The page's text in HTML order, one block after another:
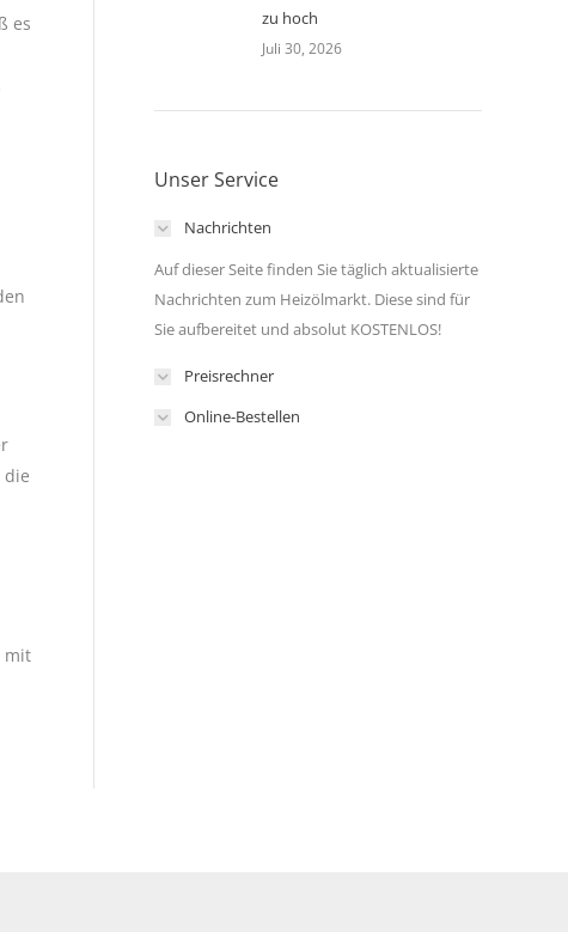
es
die
mit
zu hoch
Juli 30, 2026
Unser Service
Nachrichten
Auf dieser Seite finden Sie täglich aktualisierte
Nachrichten zum Heizölmarkt. Diese sind für
Sie aufbereitet und absolut KOSTENLOS!
Preisrechner
Online-Bestellen